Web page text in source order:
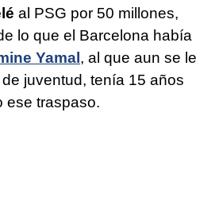
al PSG por 50 millones,
lo que el Barcelona había
Yamal, al que aun se le
juventud, tenía 15 años
ese traspaso.